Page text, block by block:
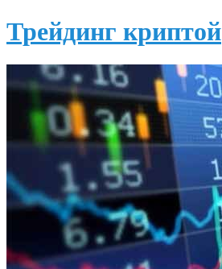
Трейдинг криптой